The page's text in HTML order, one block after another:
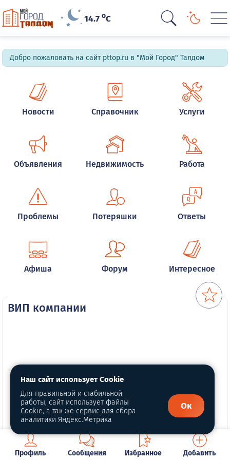
14.7oC
Добро пожаловать на сайт pttop.ru в "Мой Город" Талдом
Новости Справочник Услуги
Объявления Недвижимость Работа
Проблемы Потеряшки Ответы
Афиша Форум Интересное
ВИП компании
Профиль Сообщения Избранное Добавить
Наш сайт использует Cookie
Для правильной и стабильной
работы, сайт использует файлы
Cookie, а так же сервис для сбора
аналитики Яндекс.Метрика
Ок